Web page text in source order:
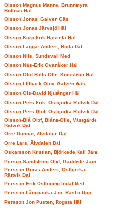
Olsson Magnus Manne, Brunnmyra
Bollnäs Häl
Olsson Jonas, Galven Gäs
Olsson Jonas Järvsjö Häl
Olsson Korp-Erik Hassela Häl
Olsson Laggar Anders, Boda Dal
Olsson Nils, Sundsvall Med
Olsson Näs-Erik Ovanåker Häl
Olsson Olof Bolls-Olle, Knisslebo Häl
Olsson Lillback Olov, Galven Gäs
Olsson Ols-David Njutånger Häl
Olsson Pers Erik, Östbjörka Rättvik Dal
Olsson Pers Olof, Östbjörka Rättvik Dal
Olsson-Blå Olof, Blånn-Olle, Västgärde
Rättvik Dal
Orre Gunnar, Älvdalen Dal
Orre Lars, Älvdalen Dal
Oskarsson Kristian, Björkede Kall Jäm
Person Sandström Olof, Gäddede Jäm
Persson Göras-Anders, Östbjörka
Rättvik Dal
Persson Erik Östloning Indal Med
Persson Långbacka-Jan, Rasbo Upp
Persson Jon Pusten, Rogsta Häl